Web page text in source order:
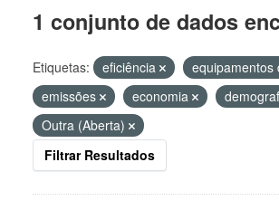
1 conjunto de dados
Etiquetas: eficiência
equipamentos
emissões
economia
Outra (Aberta)
Filtrar Resultados